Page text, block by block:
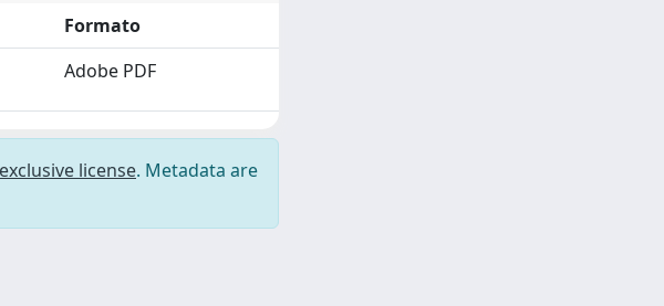
Formato
Adobe PDF
license. Metadata are